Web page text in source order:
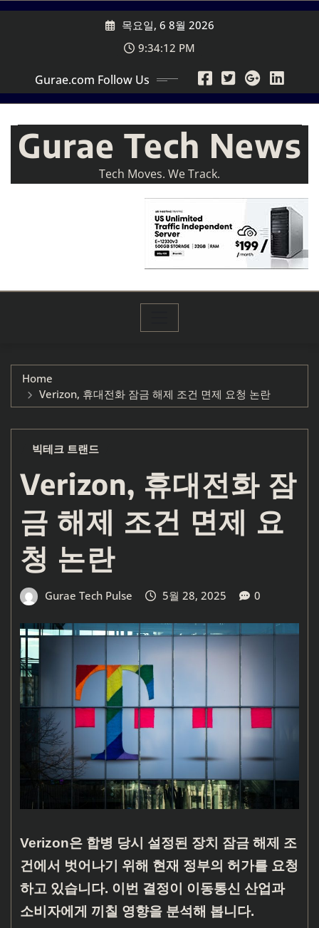
Skip
목요일, 6 8월 2026
9:34:14 PM
Gurae.com Follow Us
Gurae Tech News
Tech Moves. We Track.
Home
Verizon, 휴대전화 잠금 해제 조건 면제 요청 논란
빅테크 트랜드
Verizon, 휴대전화 잠
금 해제 조건 면제 요
청 논란
Gurae Tech Pulse 5월 28, 2025 0
Verizon은 합병 당시 설정된 장치 잠금 해제 조
건에서 벗어나기 위해 현재 정부의 허가를 요청
하고 있습니다. 이번 결정이 이동통신 산업과
소비자에게 끼칠 영향을 분석해 봅니다.